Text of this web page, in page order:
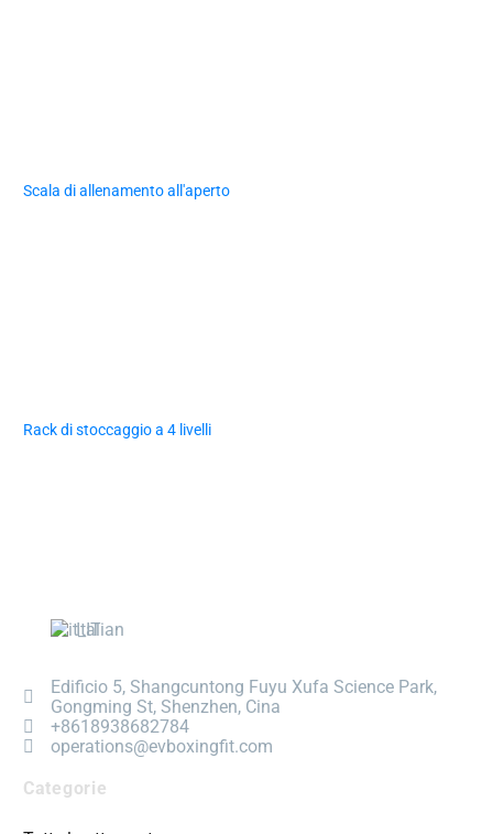
Scala di allenamento all'aperto
Rack di stoccaggio a 4 livelli
Italian
Edificio 5, Shangcuntong Fuyu Xufa Science Park,
Gongming St, Shenzhen, Cina
+8618938682784
operations@evboxingfit.com
Categorie